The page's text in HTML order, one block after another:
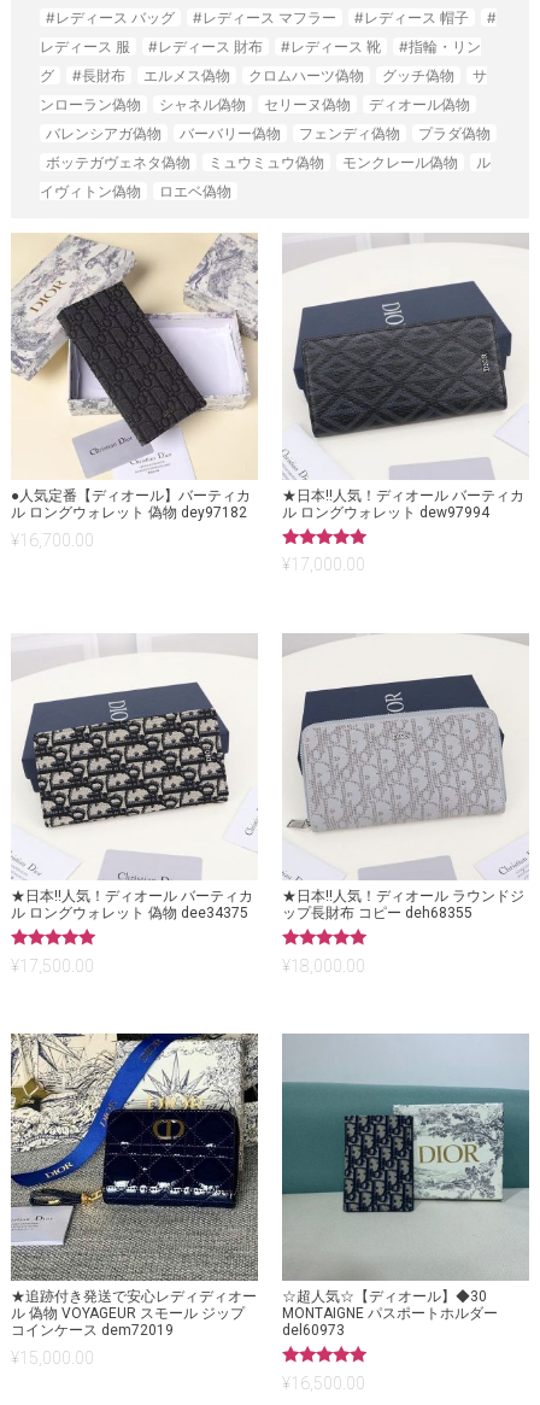
#レディース バッグ #レディース マフラー #レディース 帽子
#
レディース 服
#レディース 財布 #レディース 靴
#指輪・リン
グ
#長財布 エルメス偽物 クロムハーツ偽物 グッチ偽物
サ
ンローラン偽物
シャネル偽物 セリーヌ偽物
ディオール偽物
バレンシアガ偽物
バーバリー偽物 フェンディ偽物
プラダ偽物
ボッテガヴェネタ偽物
ミュウミュウ偽物 モンクレール偽物
ル
イヴィトン偽物
ロエベ偽物
●人気定番【ディオール】バーティカ
ル ロングウォレット 偽物 dey97182
¥16,700.00
★日本!!人気！ディオール バーティカ
ル ロングウォレット dew97994
5段階中
5.00
¥17,000.00
★日本!!人気！ディオール バーティカ
ル ロングウォレット 偽物 dee34375
5段階中
5.00
¥17,500.00
★日本!!人気！ディオール ラウンドジ
ップ長財布 コピー deh68355
5段階中
5.00
¥18,000.00
★追跡付き発送で安心レディディオー
ル 偽物 VOYAGEUR スモール ジップ
コインケース dem72019
¥15,000.00
☆超人気☆【ディオール】◆30
MONTAIGNE パスポートホルダー
del60973
5段階中
5.00
¥16,500.00